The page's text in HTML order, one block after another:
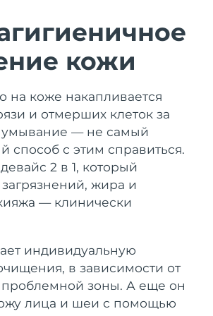
кожи
на коже накапливается
и отмерших клеток за
умывание — не самый
способ с этим справиться.
2 в 1, который
загрязнений, жира и
— клинически
индивидуальную
в зависимости от
зоны. А еще он
лица и шеи с помощью
4 набор
aging massage
4 Plus
LED heating
4 Men
anti-aging massage
2 набор
toning
2 go
toning on-the-go
2 eyes & lips
line smoothing device
3 набор
3 LED
infrared and red light therapy
Забота о полости рта
4
4 plus
hybrid silicone sonic toothbrush
УХОД
LED-процедуры
Ожидаемая дата доставки
Ожидаемая дата доставки
10/08/2026
11/08/2026
Ожидаемая дата доставки
Ожидаемая дата доставки
13/08/2026